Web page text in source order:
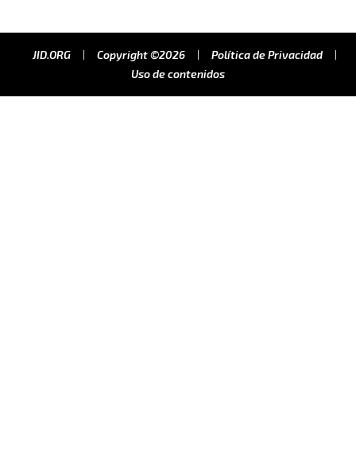
JID.ORG Copyright ©2026
Política de Privacidad
Uso de contenidos